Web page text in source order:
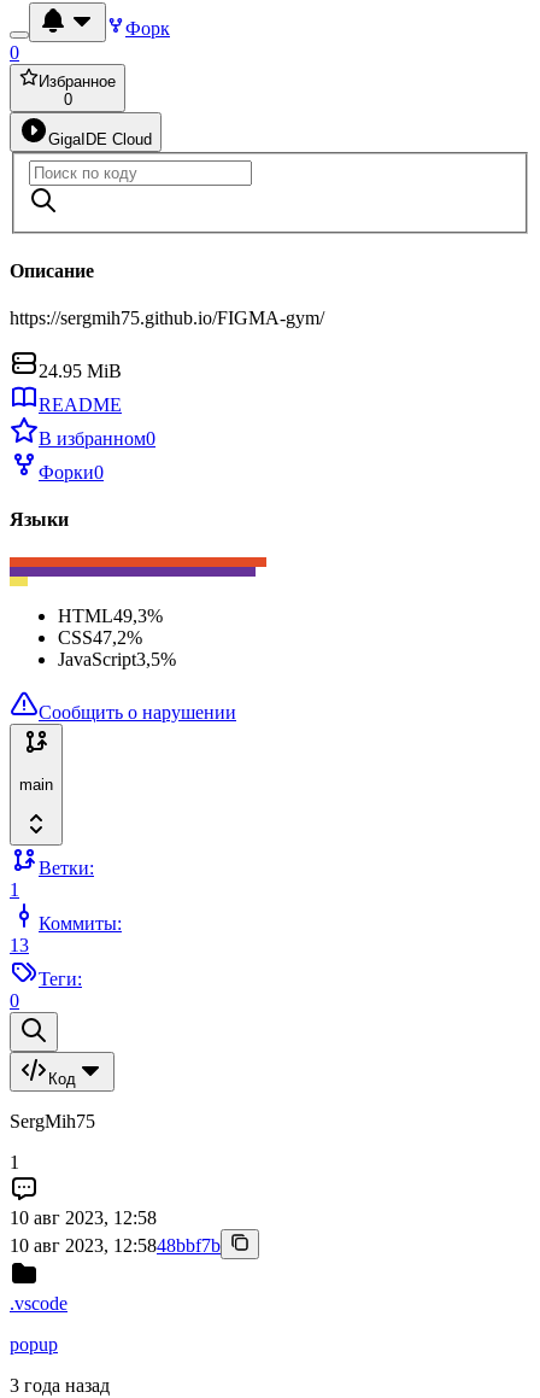
Форк
0
Избранное
0
GigaIDE Cloud
Описание
https://sergmih75.github.io/FIGMA-gym/
24.95 MiB
README
В избранном0
Форки0
Языки
HTML49,3%
CSS47,2%
JavaScript3,5%
Сообщить о нарушении
main
Ветки:
1
Коммиты:
13
Теги:
0
Код
SergMih75
1
10 авг 2023, 12:58
10 авг 2023, 12:5848bbf7b
.vscode
popup
3 года назад